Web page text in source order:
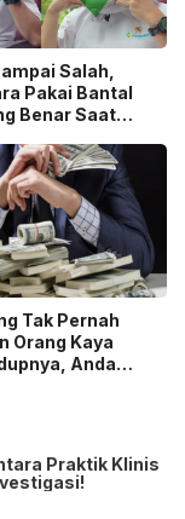
Salah,
Pakai Bantal
Benar Saat
Tak Pernah
Orang Kaya
Anda
Praktik Klinis